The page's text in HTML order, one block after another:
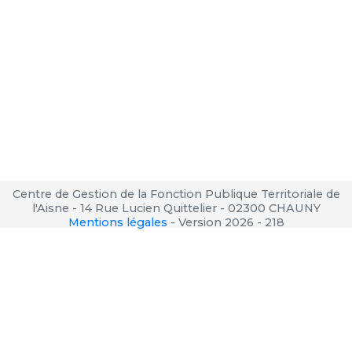
Centre de Gestion de la Fonction Publique Territoriale de
l'Aisne - 14 Rue Lucien Quittelier - 02300 CHAUNY
Mentions légales - Version 2026 - 218